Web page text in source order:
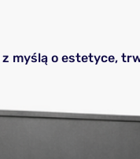
myślą o estetyce,